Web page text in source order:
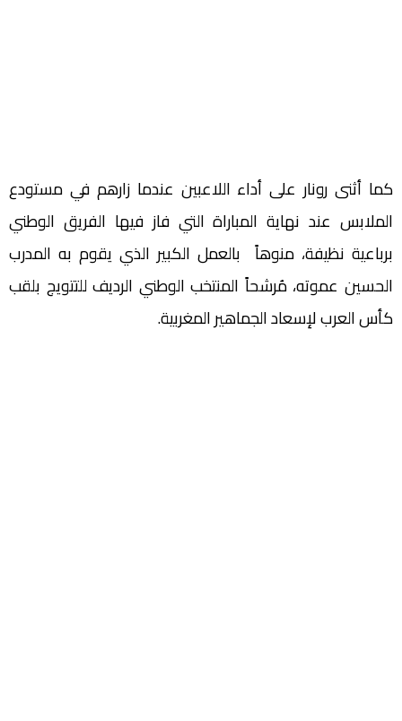
كما أثنى رونار على أداء اللاعبين عندما زارهم في مستودع
الملابس عند نهاية المباراة التي فاز فيها الفريق الوطني
برباعية نظيفة، منوهاً بالعمل الكبير الذي يقوم به المدرب
الحسين عموته، مُرشحاً المنتخب الوطني الرديف للتتويج بلقب
كأس العرب لإسعاد الجماهير المغربية.